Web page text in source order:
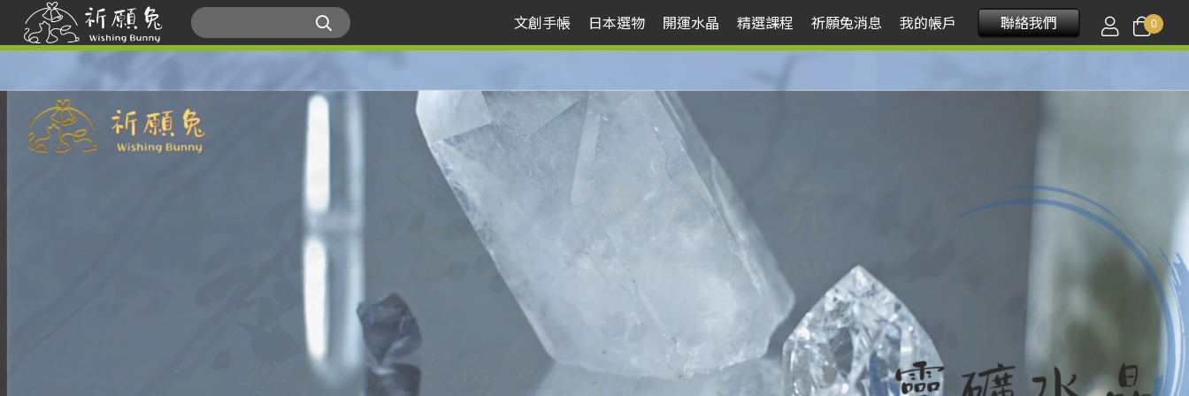
0
文創手帳 日本選物 開運水晶 精選課程 祈願兔消息 我的帳戶 聯絡我們